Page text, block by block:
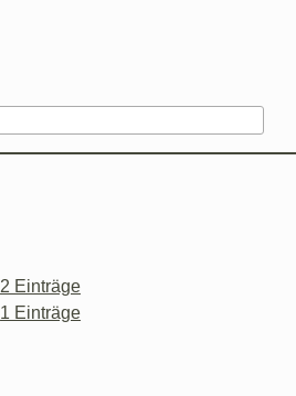
2 Einträge
1 Einträge